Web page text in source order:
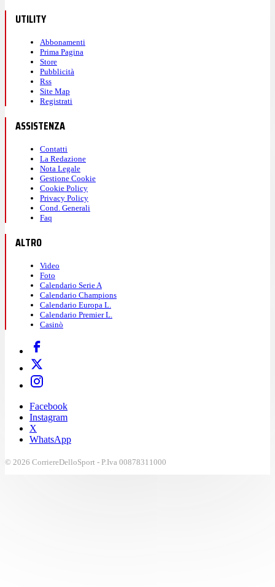
UTILITY
Abbonamenti
Prima Pagina
Store
Pubblicità
Rss
Site Map
Registrati
ASSISTENZA
Contatti
La Redazione
Nota Legale
Gestione Cookie
Cookie Policy
Privacy Policy
Cond. Generali
Faq
ALTRO
Video
Foto
Calendario Serie A
Calendario Champions
Calendario Europa L.
Calendario Premier L.
Casinò
Facebook
Instagram
X
WhatsApp
© 2026 CorriereDelloSport - P.Iva 00878311000